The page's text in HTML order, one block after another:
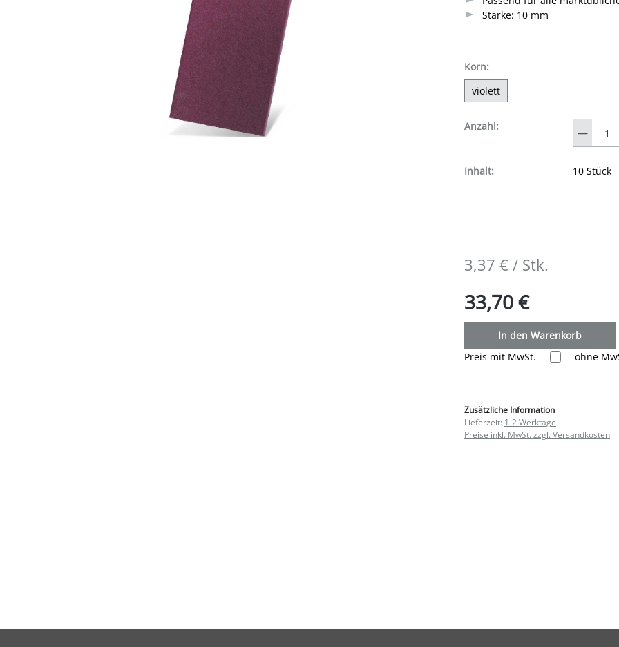
Stärke: 10 mm
Kornauswählen
:
violett
Anzahl:
Inhalt: 10 Stück
3,37 € / Stk.
33,70 €
In den Warenkorb
Preis mit MwSt.
ohne
Zusätzliche Information
Lieferzeit: 1-2 Werktage
Preise inkl. MwSt. zzgl. Versandkosten